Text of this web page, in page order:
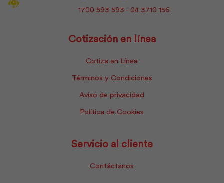
1700 593 593 - 04 3710 156
Cotización en línea
Cotiza en Línea
Términos y Condiciones
Aviso de privacidad
Política de Cookies
Servicio al cliente
Contáctanos